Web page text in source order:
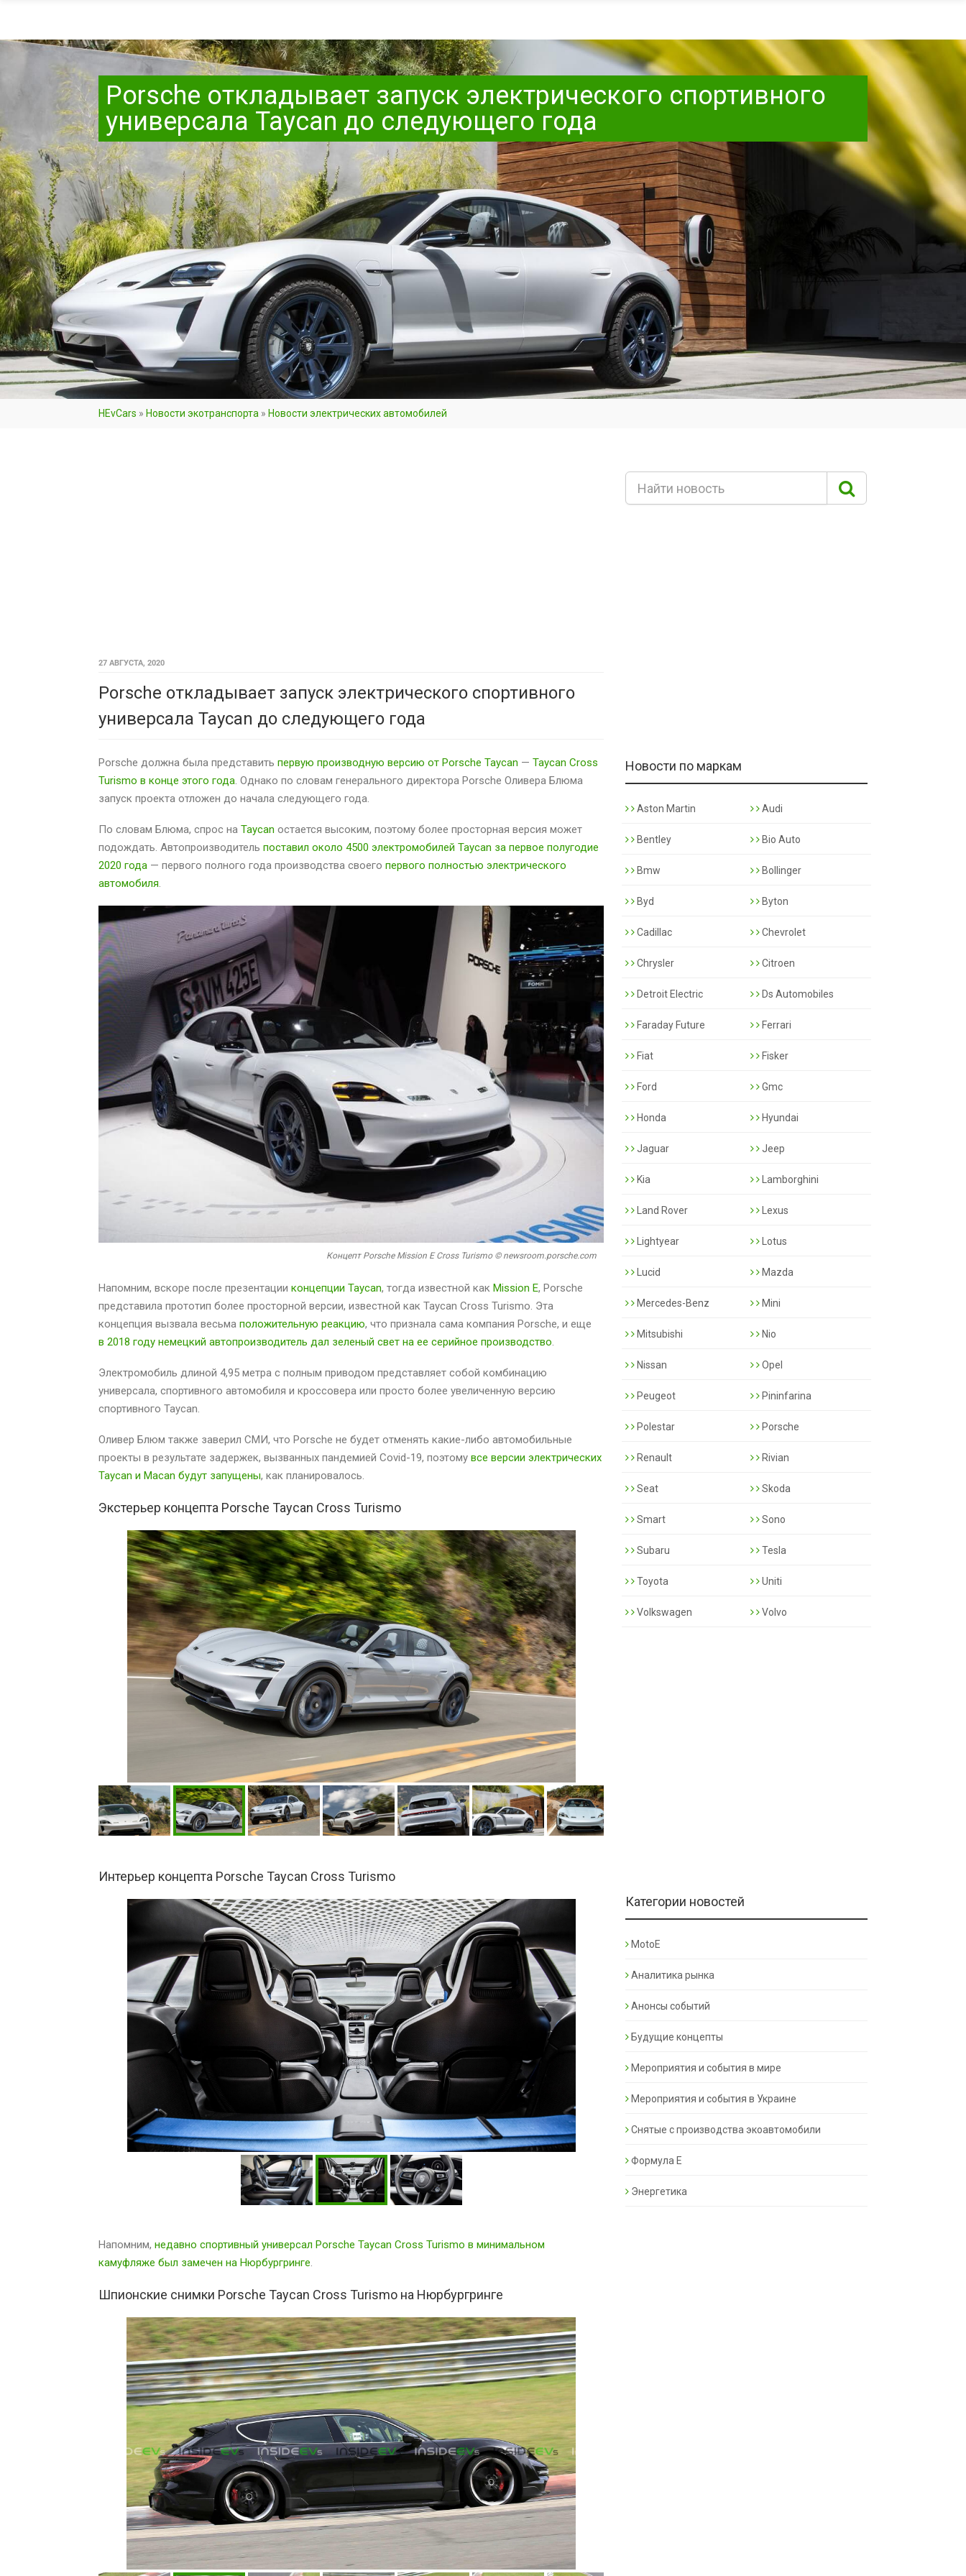
Porsche откладывает запуск электрического спортивного
универсала Taycan до следующего года
HEvCars » Новости экотранспорта » Новости электрических автомобилей
27 АВГУСТА, 2020
Porsche откладывает запуск электрического спортивного
универсала Taycan до следующего года
Porsche должна была представить первую производную версию от Porsche Taycan — Taycan Cross
Turismo в конце этого года. Однако по словам генерального директора Porsche Оливера Блюма
запуск проекта отложен до начала следующего года.
По словам Блюма, спрос на Taycan остается высоким, поэтому более просторная версия может
подождать. Автопроизводитель поставил около 4500 электромобилей Taycan за первое полугодие
2020 года — первого полного года производства своего первого полностью электрического
автомобиля.
Концепт Porsche Mission E Cross Turismo © newsroom.porsche.com
Напомним, вскоре после презентации концепции Taycan, тогда известной как Mission E, Porsche
представила прототип более просторной версии, известной как Taycan Cross Turismo. Эта
концепция вызвала весьма положительную реакцию, что признала сама компания Porsche, и еще
в 2018 году немецкий автопроизводитель дал зеленый свет на ее серийное производство
Электромобиль длиной 4,95 метра с полным приводом представляет собой комбинацию
универсала, спортивного автомобиля и кроссовера или просто более увеличенную версию
спортивного Taycan.
Оливер Блюм также заверил СМИ, что Porsche не будет отменять какие-либо автомобильные
проекты в результате задержек, вызванных пандемией Covid-19, поэтому все версии электрических
Taycan и Macan будут запущены, как планировалось.
Экстерьер концепта Porsche Taycan Cross Turismo
Интерьер концепта Porsche Taycan Cross Turismo
Напомним, недавно спортивный универсал Porsche Taycan Cross Turismo в минимальном
камуфляже был замечен на Нюрбургринге
Шпионские снимки Porsche Taycan Cross Turismo на Нюрбургринге
Новости по маркам
Aston Martin Audi
Bentley Bio Auto
Bmw Bollinger
Byd Byton
Cadillac Chevrolet
Chrysler Citroen
Detroit Electric Ds Automobiles
Faraday Future Ferrari
Fiat Fisker
Ford Gmc
Honda Hyundai
Jaguar Jeep
Kia Lamborghini
Land Rover Lexus
Lightyear Lotus
Lucid Mazda
Mercedes-Benz Mini
Mitsubishi Nio
Nissan Opel
Peugeot Pininfarina
Polestar Porsche
Renault Rivian
Seat Skoda
Smart Sono
Subaru Tesla
Toyota Uniti
Volkswagen Volvo
Категории новостей
MotoE
Аналитика рынка
Анонсы событий
Будущие концепты
Мероприятия и события в мире
Мероприятия и события в Украине
Снятые с производства экоавтомобили
Формула Е
Энергетика